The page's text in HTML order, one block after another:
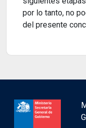
por lo tanto, no
del presente